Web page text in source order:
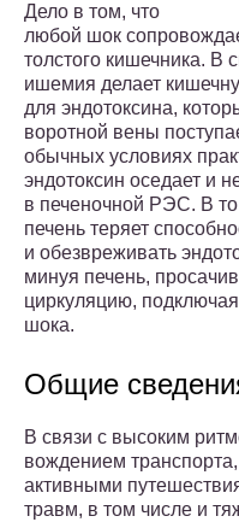
Дело в том, что
любой шок
толстого кишечника. В
ишемия делает
для эндотоксина,
воротной вены
обычных условиях
эндо­токсин оседает и
в печеночной РЭС. В
печень теряет
и обезвреживать
минуя печень,
циркуляцию,
шока.
Общие
В связи с высоким
вождением
активными
травм, в том числе и